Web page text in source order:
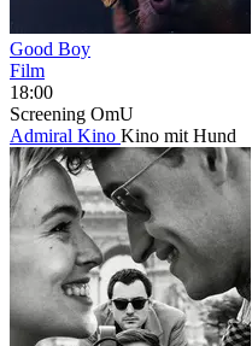
Good Boy
Film
18:00
Screening OmU
Admiral Kino Kino mit Hund